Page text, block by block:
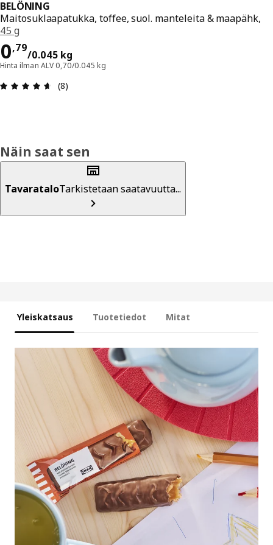
BELÖNING
Maitosuklaapatukka, toffee, suol. manteleita & maapähk,
45 g
0,79
/0.045 kg
Hinta 0,79/0.045 kg
Hinta ilman ALV 0,70/0.045 kg
: 4.6 / 5 tähteä. Arvostelut yhteensä: 8
(8)
Näin saat sen
TavarataloTarkistetaan saatavuutta...
Yleiskatsaus Tuotetiedot Mitat